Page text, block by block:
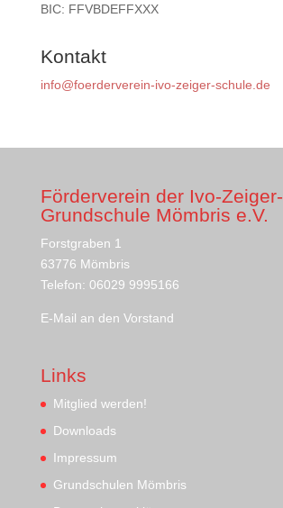
BIC: FFVBDEFFXXX
Kontakt
info@foerderverein-ivo-zeiger-schule.de
Förderverein der Ivo-Zeiger-
Grundschule Mömbris e.V.
Forstgraben 1
63776 Mömbris
Telefon: 06029 9995166
E-Mail an den Vorstand
Links
Mitglied werden!
Downloads
Impressum
Grundschulen Mömbris